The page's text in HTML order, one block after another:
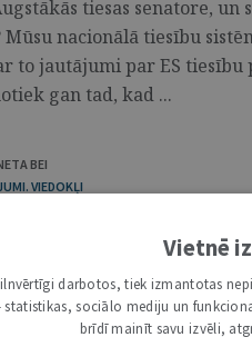
tiesas senatore, un
Mūsu nacionālā tiesību
to jautājumi par ES tiesību
gan tad, kad ...
BEI
VIEDOKĻI
par jēdziena
– ES) tiesībās ir
dzīves un darba
Vietnē
darbotos, tiek izmantotas
statistikas, sociālo mediju un
brīdī mainīt savu izvēli,